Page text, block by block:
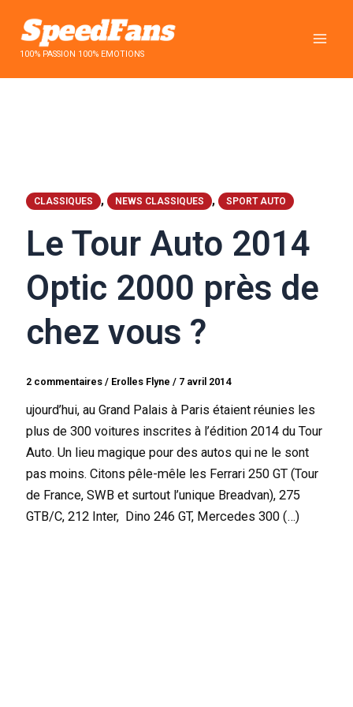
contenu100% PASSION 100% EMOTIONS
CLASSIQUES , NEWS CLASSIQUES , SPORT AUTO
Le Tour Auto 2014
Optic 2000 près de
chez vous ?
2 commentaires / Erolles Flyne/ 7 avril 2014
ujourd’hui, au Grand Palais à Paris étaient réunies les
plus de 300 voitures inscrites à l’édition 2014 du Tour
Auto. Un lieu magique pour des autos qui ne le sont
pas moins. Citons pêle-mêle les Ferrari 250 GT (Tour
de France, SWB et surtout l’unique Breadvan), 275
GTB/C, 212 Inter, Dino 246 GT, Mercedes 300 (…)